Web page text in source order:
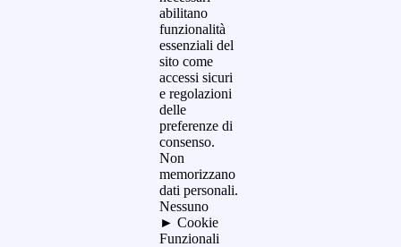
abilitano
funzionalità
essenziali del
sito come
accessi sicuri
e regolazioni
delle
preferenze di
consenso.
Non
memorizzano
dati personali.
Nessuno
► Cookie
Funzionali